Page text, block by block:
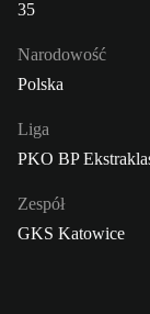
35
Narodowość
Polska
Liga
PKO BP
Zespół
GKS Katowice